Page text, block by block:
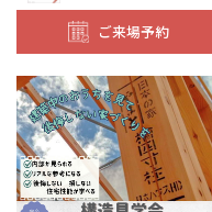
ご来場予約